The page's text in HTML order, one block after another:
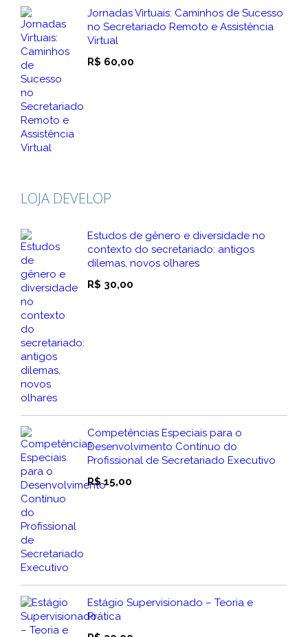
Jornadas Virtuais: Caminhos de Sucesso
no Secretariado Remoto e Assistência
Virtual
R$ 60,00
LOJA DEVELOP
Estudos de gênero e diversidade no
contexto do secretariado: antigos
dilemas, novos olhares
R$ 30,00
Competências Especiais para o
Desenvolvimento Contínuo do
Profissional de Secretariado Executivo
R$15,00
Estágio Supervisionado – Teoria e
Prática